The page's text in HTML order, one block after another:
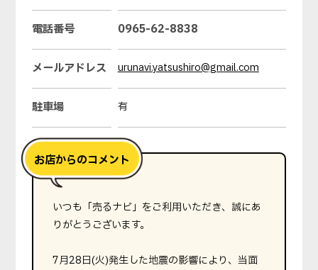
電話番号 0965-62-8838
メールアドレス urunavi.yatsushiro@gmail.com
駐車場 有
いつも「売るナビ」をご利用いただき、誠にあ
りがとうございます。
7月28日(火)発生した地震の影響により、当面